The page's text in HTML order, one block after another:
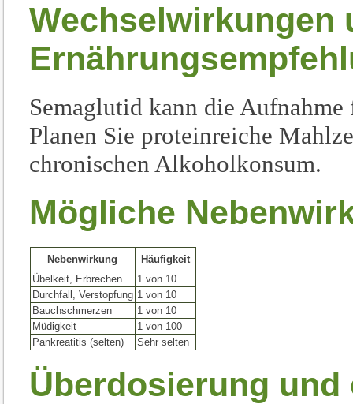
Wechselwirkungen
Semaglutid kann die
Planen Sie proteinreiche
chronischen Alkoholkonsum.
Mögliche
Nebenwirkung
Häufigkeit
Übelkeit, Erbrechen
1 von 10
Durchfall, Verstopfung 1 von 10
Bauchschmerzen
1 von 10
Müdigkeit
1 von 100
Pankreatitis (selten)
Sehr selten
Überdosierung und